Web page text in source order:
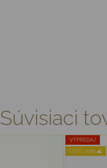
Súvisiaci
VÝPREDAJ
LETO 2026 🌊